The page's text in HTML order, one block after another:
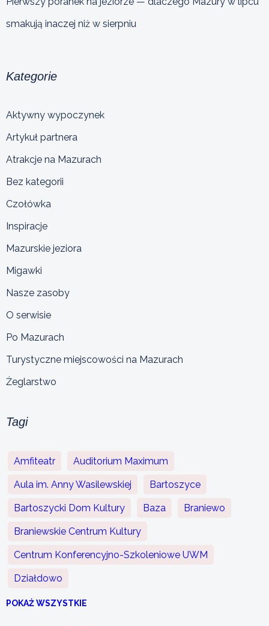
smakują inaczej niż w sierpniu
Kategorie
Aktywny wypoczynek
Artykuł partnera
Atrakcje na Mazurach
Bez kategorii
Czołówka
Inspiracje
Mazurskie jeziora
Migawki
Nasze zasoby
O serwisie
Po Mazurach
Turystyczne miejscowości na Mazurach
Żeglarstwo
Tagi
Amfiteatr Auditorium Maximum
Aula im. Anny Wasilewskiej Bartoszyce
Bartoszycki Dom Kultury Baza Braniewo
Braniewskie Centrum Kultury
Centrum Konferencyjno-Szkoleniowe UWM
Działdowo
POKAŻ WSZYSTKIE